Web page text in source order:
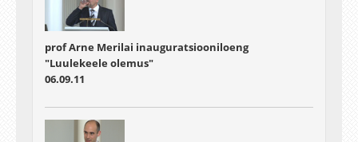
prof Arne Merilai inauguratsiooniloeng
"Luulekeele olemus"
06.09.11